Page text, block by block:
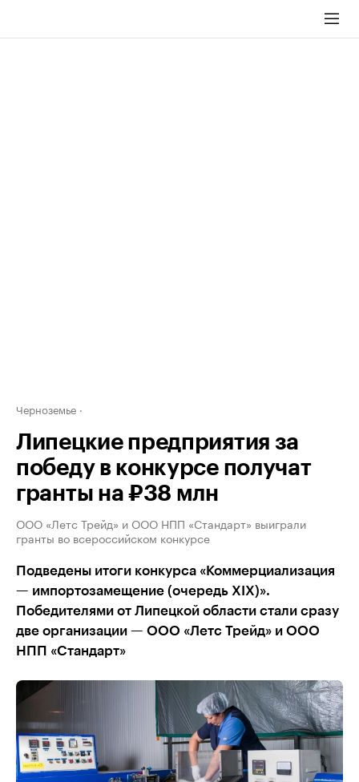
Черноземье
Липецкие предприятия за
победу в конкурсе получат
гранты на ₽38 млн
ООО «Летс Трейд» и ООО НПП «Стандарт» выиграли
гранты во всероссийском конкурсе
Подведены итоги конкурса «Коммерциализация
— импортозамещение (очередь XIX)».
Победителями от Липецкой области стали сразу
две организации — ООО «Летс Трейд» и ООО
НПП «Стандарт»